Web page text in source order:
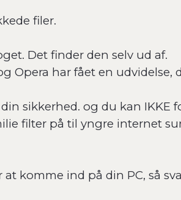
filer.
Det finder den selv ud af.
Opera har fået en udvidelse,
sikkerhed. og du kan IKKE
filter på til yngre internet
komme ind på din PC, så